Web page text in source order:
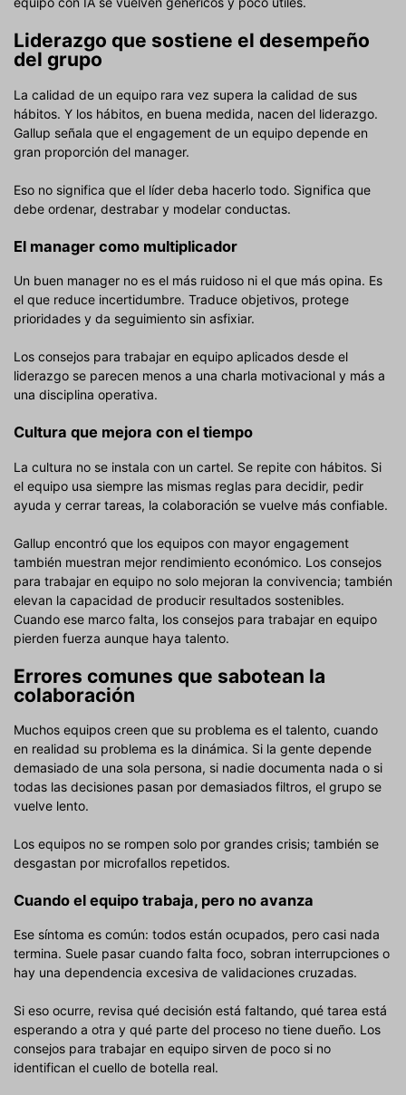
Liderazgo que sostiene el desempeño
del grupo
La calidad de un equipo rara vez supera la calidad de sus
hábitos. Y los hábitos, en buena medida, nacen del liderazgo.
Gallup señala que el engagement de un equipo depende en
gran proporción del manager.
Eso no significa que el líder deba hacerlo todo. Significa que
debe ordenar, destrabar y modelar conductas.
El manager como multiplicador
Un buen manager no es el más ruidoso ni el que más opina. Es
el que reduce incertidumbre. Traduce objetivos, protege
prioridades y da seguimiento sin asfixiar.
Los consejos para trabajar en equipo aplicados desde el
liderazgo se parecen menos a una charla motivacional y más a
una disciplina operativa.
Cultura que mejora con el tiempo
La cultura no se instala con un cartel. Se repite con hábitos. Si
el equipo usa siempre las mismas reglas para decidir, pedir
ayuda y cerrar tareas, la colaboración se vuelve más confiable.
Gallup encontró que los equipos con mayor engagement
también muestran mejor rendimiento económico. Los consejos
para trabajar en equipo no solo mejoran la convivencia; también
elevan la capacidad de producir resultados sostenibles.
Cuando ese marco falta, los consejos para trabajar en equipo
pierden fuerza aunque haya talento.
Errores comunes que sabotean la
colaboración
Muchos equipos creen que su problema es el talento, cuando
en realidad su problema es la dinámica. Si la gente depende
demasiado de una sola persona, si nadie documenta nada o si
todas las decisiones pasan por demasiados filtros, el grupo se
vuelve lento.
Los equipos no se rompen solo por grandes crisis; también se
desgastan por microfallos repetidos.
Cuando el equipo trabaja, pero no avanza
Ese síntoma es común: todos están ocupados, pero casi nada
termina. Suele pasar cuando falta foco, sobran interrupciones o
hay una dependencia excesiva de validaciones cruzadas.
Si eso ocurre, revisa qué decisión está faltando, qué tarea está
esperando a otra y qué parte del proceso no tiene dueño. Los
consejos para trabajar en equipo sirven de poco si no
identifican el cuello de botella real.